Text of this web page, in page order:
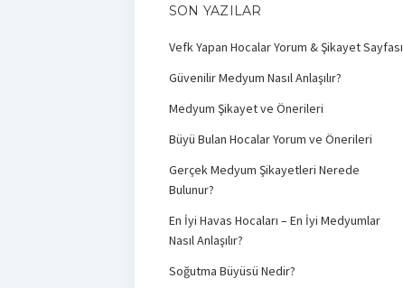
SON YAZILAR
Vefk Yapan Hocalar Yorum & Şikayet Sayfası
Güvenilir Medyum Nasıl Anlaşılır?
Medyum Şikayet ve Önerileri
Büyü Bulan Hocalar Yorum ve Önerileri
Gerçek Medyum Şikayetleri Nerede
Bulunur?
En İyi Havas Hocaları – En İyi Medyumlar
Nasıl Anlaşılır?
Soğutma Büyüsü Nedir?